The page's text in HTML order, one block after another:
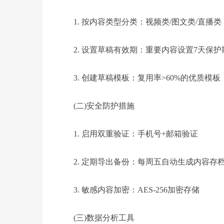
1. 按内容类型分类：视频类/图文类/直播类
2. 设置草稿有效期：重要内容设置7天保护
3. 创建草稿模板：复用率>60%的优质模板
(二)安全防护措施
1. 启用双重验证：手机号+邮箱验证
2. 定期导出备份：每周五自动生成内容存
3. 敏感内容加密：AES-256加密存储
(三)数据分析工具